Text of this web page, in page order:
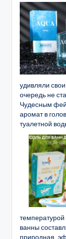
удивляли
очередь не
Чудесным
аромат в
туалетной
ванны
природная,